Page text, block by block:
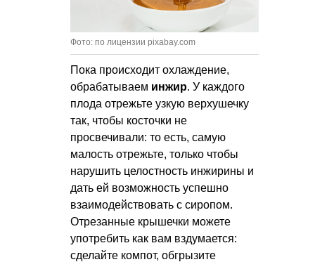
Фото: по лицензии pixabay.com
Пока происходит охлаждение,
обрабатываем инжир. У каждого
плода отрежьте узкую верхушечку
так, чтобы косточки не
просвечивали: то есть, самую
малость отрежьте, только чтобы
нарушить целостность инжирины и
дать ей возможность успешно
взаимодействовать с сиропом.
Отрезанные крышечки можете
употребить как вам вздумается:
сделайте компот, обгрызите